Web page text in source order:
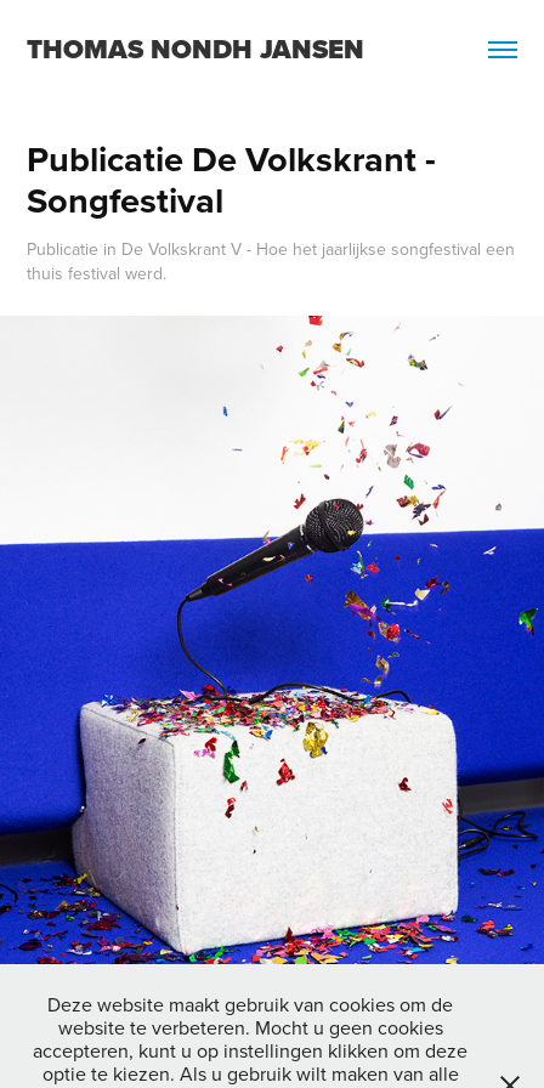
THOMAS NONDH JANSEN
Publicatie De Volkskrant -
Songfestival
Publicatie in De Volkskrant V - Hoe het jaarlijkse songfestival een
thuis festival werd.
↑ Back to Top
Deze website maakt gebruik van cookies om de
website te verbeteren. Mocht u geen cookies
accepteren, kunt u op instellingen klikken om deze
optie te kiezen. Als u gebruik wilt maken van alle